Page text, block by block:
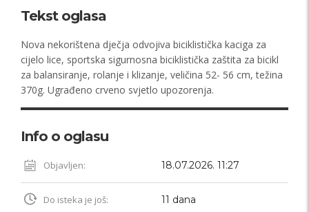
Tekst oglasa
Nova nekorištena dječja odvojiva biciklistička kaciga za
cijelo lice, sportska sigurnosna biciklistička zaštita za bicikl
za balansiranje, rolanje i klizanje, veličina 52- 56 cm, težina
370g. Ugrađeno crveno svjetlo upozorenja.
Info o oglasu
Objavljen: 18.07.2026. 11:27
Do isteka je još: 11 dana